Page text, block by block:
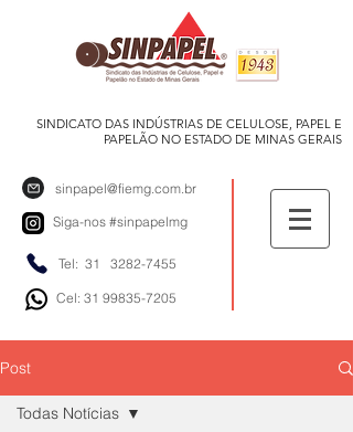
SINDICATO DAS INDÚSTRIAS DE CELULOSE, PAPEL E
PAPELÃO NO ESTADO DE MINAS GERAIS
sinpapel@fiemg.com.br
Siga-nos #sinpapelmg
Tel: 31 3282-7455
Cel: 31 99835-7205
Post
Todas Notícias